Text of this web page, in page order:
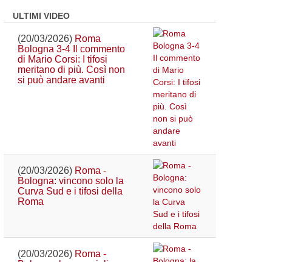
ULTIMI VIDEO
(20/03/2026) Roma
Bologna 3-4 Il commento
di Mario Corsi: I tifosi
meritano di più. Così non
si può andare avanti
(20/03/2026) Roma -
Bologna: vincono solo la
Curva Sud e i tifosi della
Roma
(20/03/2026) Roma -